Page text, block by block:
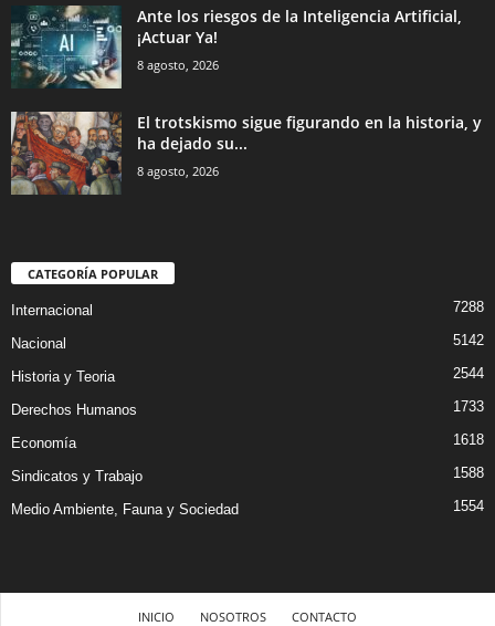
Ante los riesgos de la Inteligencia Artificial,
¡Actuar Ya!
8 agosto, 2026
El trotskismo sigue figurando en la historia, y
ha dejado su...
8 agosto, 2026
CATEGORÍA POPULAR
Internacional 7288
Nacional 5142
Historia y Teoria 2544
Derechos Humanos 1733
Economía 1618
Sindicatos y Trabajo 1588
Medio Ambiente, Fauna y Sociedad 1554
INICIO NOSOTROS CONTACTO